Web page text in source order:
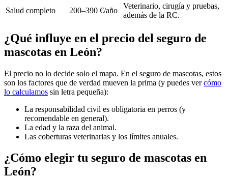
Salud completo 200–390 €/año
Veterinario, cirugía y pruebas,
además de la RC.
¿Qué influye en el precio del seguro de
mascotas en León?
El precio no lo decide solo el mapa. En el seguro de mascotas, estos
son los factores que de verdad mueven la prima (y puedes vercómo
lo calculamos sin letra pequeña):
La responsabilidad civil es obligatoria en perros (y
recomendable en general).
La edad y la raza del animal.
Las coberturas veterinarias y los límites anuales.
¿Cómo elegir tu seguro de mascotas en
León?